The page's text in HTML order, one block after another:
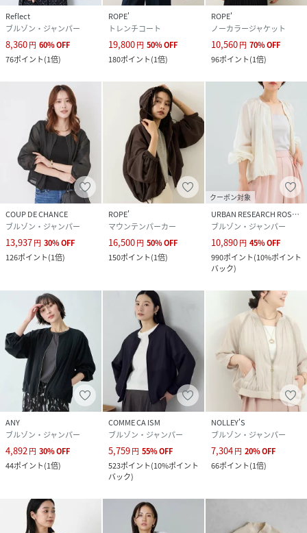
Reflect
ブルゾン・ジャンパー
8,360円 60%OFF
76ポイント(1倍)
ROPE'
トレンチコート
19,800円 50%OFF
180ポイント(1倍)
ROPE'
ノーカラージャケット
10,560円 70%OFF
96ポイント(1倍)
COUP DE CHANCE
ブルゾン・ジャンパー
13,937円 30%OFF
126ポイント(1倍)
ROPE'
マウンテンパーカー
16,500円 50%OFF
150ポイント(1倍)
クーポン対象
URBAN RESEARCH ROSSO
ブルゾン・ジャンパー
10,890円 45%OFF
990ポイント(10%ポイント
バック)
ANY
ブルゾン・ジャンパー
4,892円 30%OFF
44ポイント(1倍)
COMME CA ISM
ブルゾン・ジャンパー
5,759円 55%OFF
523ポイント(10%ポイント
バック)
NOLLEY'S
ブルゾン・ジャンパー
7,304円 20%OFF
66ポイント(1倍)